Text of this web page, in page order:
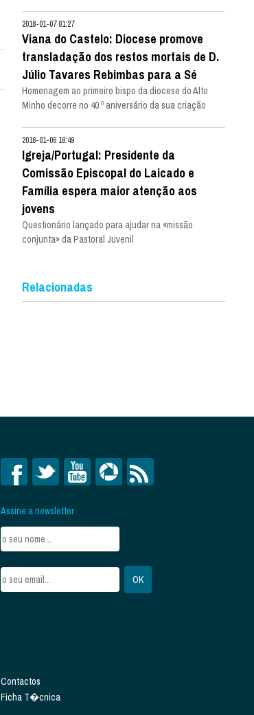
2018-01-07 01:27
Viana do Castelo: Diocese promove
transladação dos restos mortais de D.
Júlio Tavares Rebimbas para a Sé
Homenagem ao primeiro bispo da diocese do Alto
Minho decorre no 40.º aniversário da sua criação
2018-01-06 18:49
Igreja/Portugal: Presidente da
Comissão Episcopal do Laicado e
Família espera maior atenção aos
jovens
Questionário lançado para ajudar na «missão
conjunta» da Pastoral Juvenil
Relacionadas
Assine a newsletter
Contactos
Ficha T�cnica